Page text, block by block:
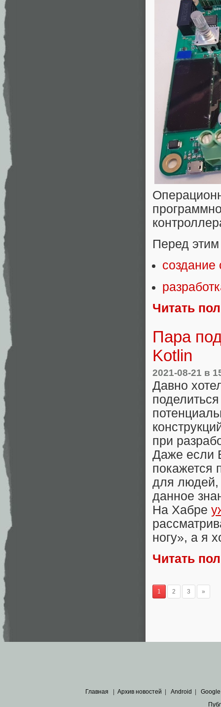
Перед
Читать
Пара
Kotlin
2021-08-21 в
Давно
при
Даже если
покажется
для людей,
данное
На Хабре
ногу», а я
Читать
1 2 3 »
Главная Архив новостей Android Google